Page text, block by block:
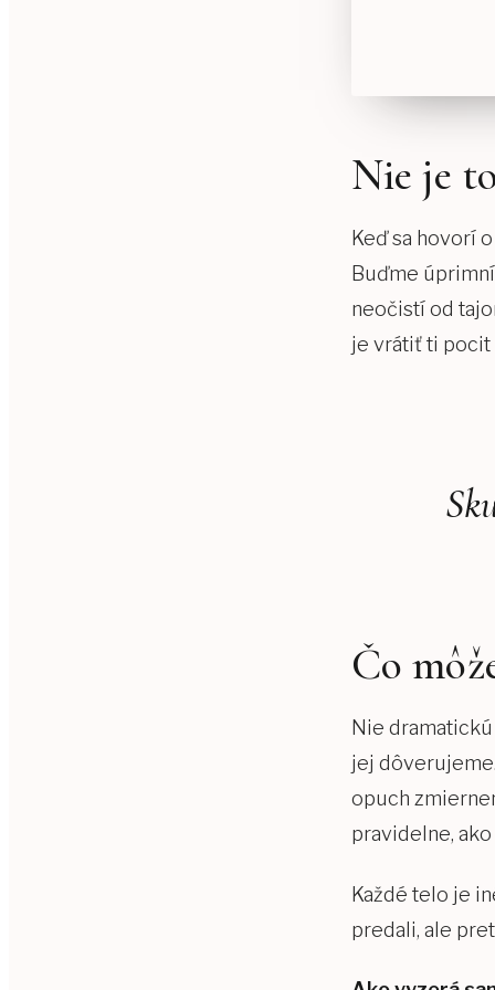
Nie je
Keď sa hovorí
Buďme
neočistí od
je vrátiť ti pocit
Čo
Nie
jej
opuch
pravidelne,
Každé telo je
predali, ale